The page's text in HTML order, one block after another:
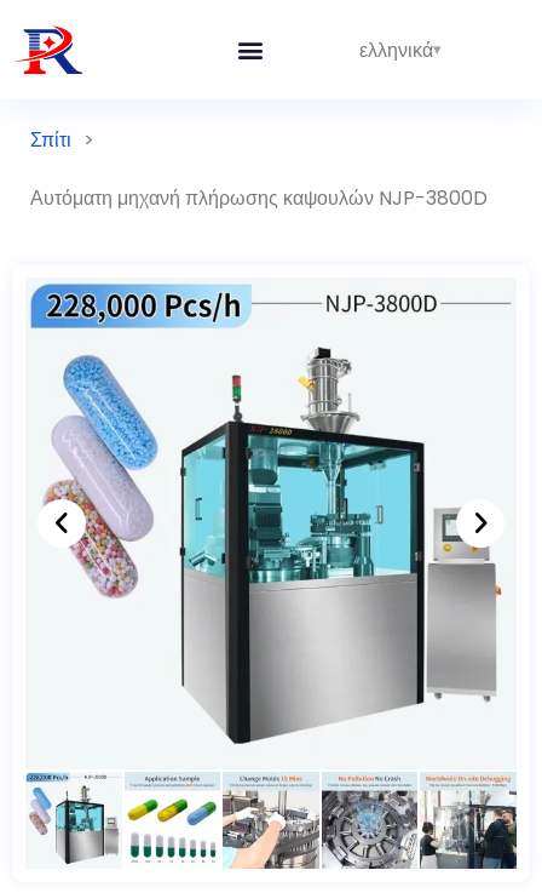
ελληνικά
Σπίτι >
Αυτόματη μηχανή πλήρωσης καψουλών NJP-3800D